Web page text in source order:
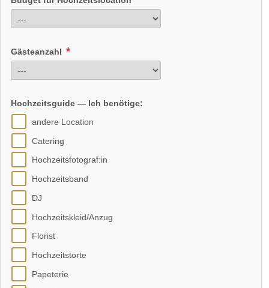
Gästeanzahl
Hochzeitsguide — Ich benötige:
andere Location
Catering
Hochzeitsfotograf:in
Hochzeitsband
DJ
Hochzeitskleid/Anzug
Florist
Hochzeitstorte
Papeterie